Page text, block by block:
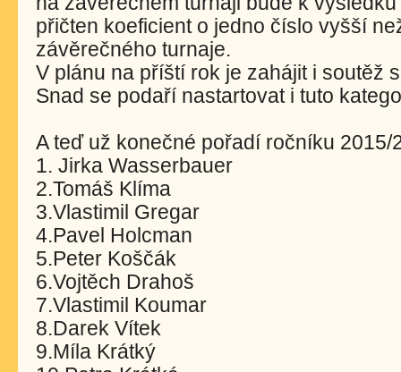
přičten koeficient o jedno číslo vyšší
závěrečného turnaje.
V plánu na příští rok je zahájit i soutěž
Snad se podaří nastartovat i tuto
A teď už konečné pořadí ročníku 2015/
1. Jirka Wasserbauer
2.Tomáš Klíma
3.Vlastimil Gregar
4.Pavel Holcman
5.Peter Koščák
6.Vojtěch Drahoš
7.Vlastimil Koumar
8.Darek Vítek
9.Míla Krátký